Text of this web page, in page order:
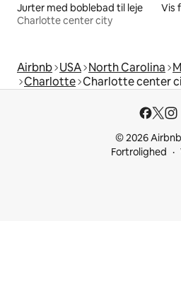
Jurter med boblebad til leje
Charlotte center city
Vis
Airbnb USA North Carolina
Charlotte Charlotte center
© 2026
Fortrolighed